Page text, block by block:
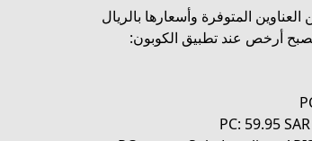
المتوفرة وأسعارها بالريال
أرخص عند تطبيق الكوبون: